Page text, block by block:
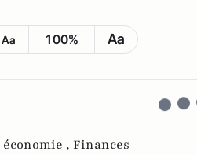
Aa 100% Aa
économie , Finances